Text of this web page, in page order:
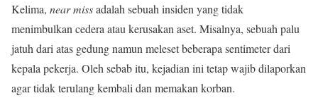
Kelima, near missadalah sebuah insiden yang tidak
menimbulkan cedera atau kerusakan aset. Misalnya, sebuah palu
jatuh dari atas gedung namun meleset beberapa sentimeter dari
kepala pekerja. Oleh sebab itu, kejadian ini tetap wajib dilaporkan
agar tidak terulang kembali dan memakan korban.